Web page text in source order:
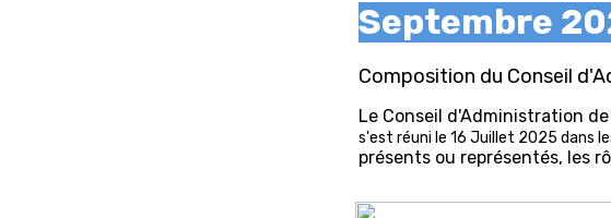
Septembre
Composition du Conseil
Le Conseil d'Administration
s'est réuni le 16 Juillet 2025 dans
présents ou représentés, les